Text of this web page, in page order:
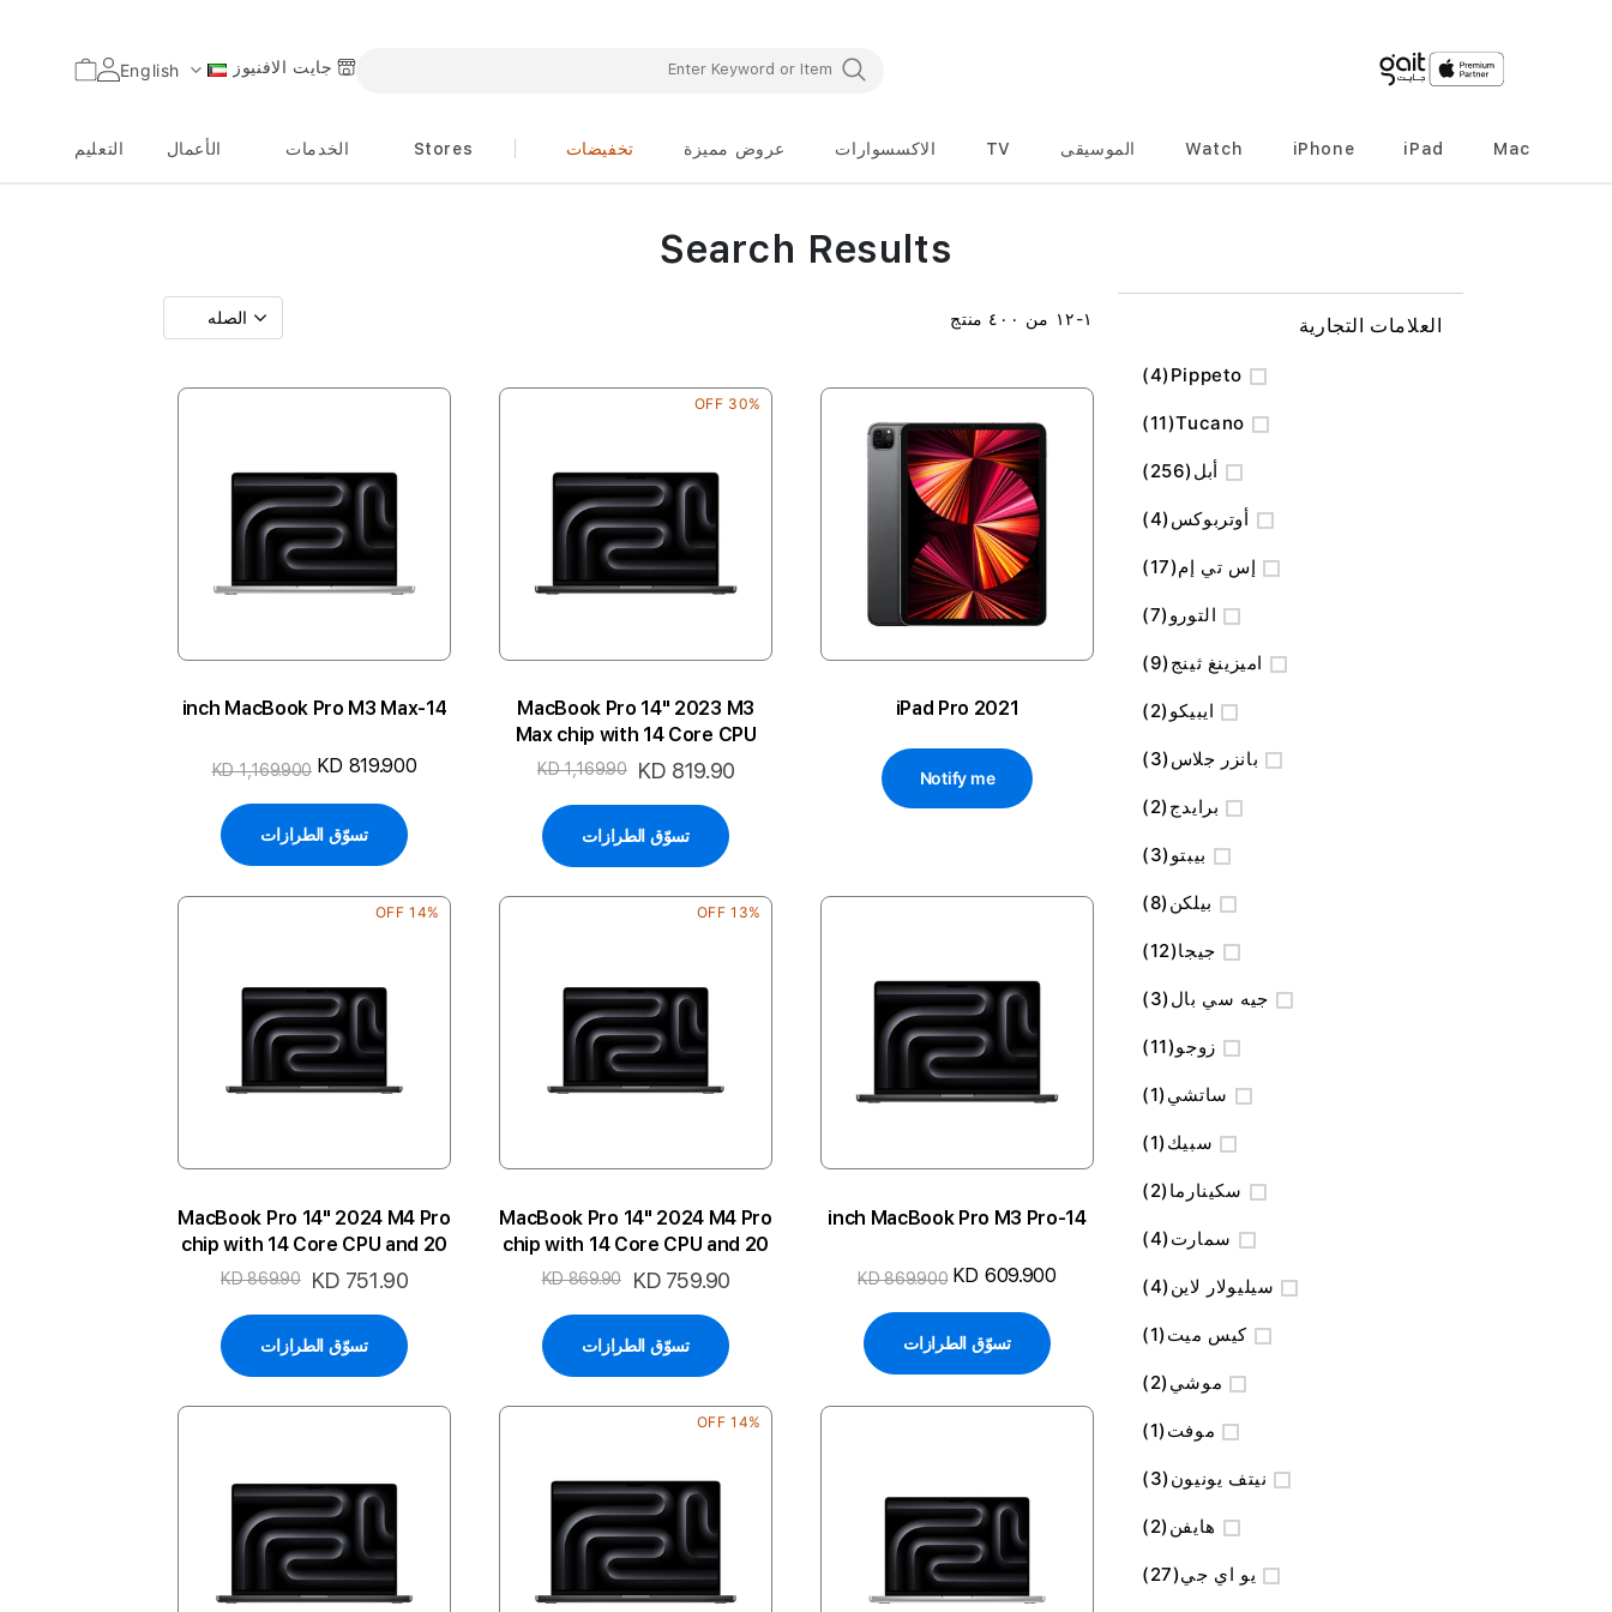
اللغة English جايت الافنيوز السلة
Mac
iPad
iPhone
Watch الموسيقى TV الاكسسوارات عروض مميزة تخفيضات Stores الخدمات الأعمال التعليم
١-١٢ من ٤٠٠ منتج
iPad Pro 2021
Notify me
30% OFF
MacBook Pro 14" 2023 M3
Max chip with 14 Core CPU
and 30 Core GPU 36GB 1TB
السعر
KD 819.90
KD 1,169.90
تسوّق الطرازات
14-inch MacBook Pro M3 Max
KD 819.900
KD 1,169.900
تسوّق الطرازات
14-inch MacBook Pro M3 Pro
KD 609.900
KD 869.900
تسوّق الطرازات
13% OFF
MacBook Pro 14" 2024 M4 Pro
chip with 14 Core CPU and 20
Core GPU 24GB 1TB 4P-SB
السعر
KD 759.90
KD 869.90
تسوّق الطرازات
14% OFF
MacBook Pro 14" 2024 M4 Pro
chip with 14 Core CPU and 20
Core GPU 24GB 1TB 4P-SB
السعر
KD 751.90
KD 869.90
تسوّق الطرازات
14% OFF
Search Results
العلامات التجارية
Pippeto
4
المنتج
Tucano
11
المنتج
أبل 256
المنتج
أوتربوكس 4
المنتج
إس تي إم 17
المنتج
التورو 7
المنتج
اميزينغ ثينج 9
المنتج
ايبيكو 2
المنتج
بانزر جلاس 3
المنتج
برايدج 2
المنتج
بيبتو 3
المنتج
بيلكن 8
المنتج
جيجا 12
المنتج
جيه سي بال 3
المنتج
زوجو 11
المنتج
ساتشي 1
منتج
سبيك 1
منتج
سكينارما 2
المنتج
سمارت 4
المنتج
سيليولار لاين 4
المنتج
كيس ميت 1
منتج
موشي 2
المنتج
موفت 1
منتج
نيتف يونيون 3
المنتج
هايفن 2
المنتج
يو اي جي 27
المنتج